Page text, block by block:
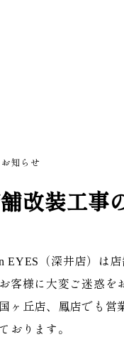
お知らせ
改装工事
EYES（深井店）は
客様に大変ご迷惑
ヶ丘店、鳳店でも
おります。